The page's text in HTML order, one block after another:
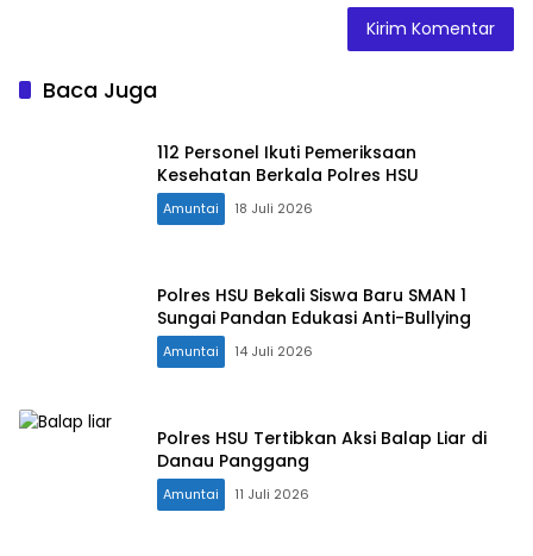
Baca Juga
112 Personel Ikuti Pemeriksaan
Kesehatan Berkala Polres HSU
Amuntai 18 Juli 2026
Polres HSU Bekali Siswa Baru SMAN 1
Sungai Pandan Edukasi Anti-Bullying
Amuntai 14 Juli 2026
Polres HSU Tertibkan Aksi Balap Liar di
Danau Panggang
Amuntai 11 Juli 2026